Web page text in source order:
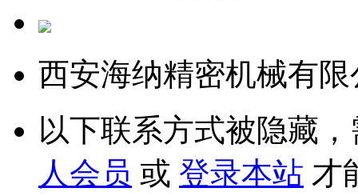
西安海纳精密机械有
以下联系方式被隐藏
人会员 或 登录本站 才